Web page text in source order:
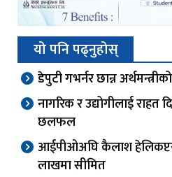
यो पनि पढ्नुहोस्
डेपुटी गभर्नर छान्न
नागरिक र उद्योगीलाई राहत
छलफल
आईपीओअघि कैलाश
लाखमा सीमित